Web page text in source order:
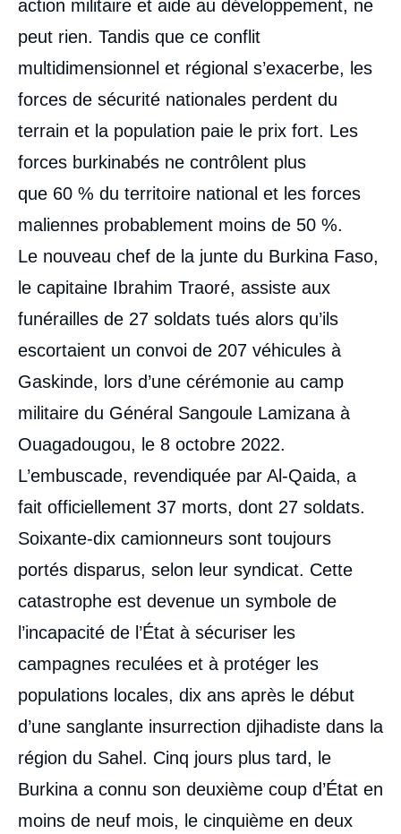
action militaire et aide au développement, ne
peut rien. Tandis que ce conflit
multidimensionnel et régional s’exacerbe, les
forces de sécurité nationales perdent du
terrain et la population paie le prix fort. Les
forces burkinabés ne contrôlent plus
que 60 % du territoire national et les forces
maliennes probablement moins de 50 %.
Le nouveau chef de la junte du Burkina Faso,
le capitaine Ibrahim Traoré, assiste aux
funérailles de 27 soldats tués alors qu’ils
escortaient un convoi de 207 véhicules à
Gaskinde, lors d’une cérémonie au camp
militaire du Général Sangoule Lamizana à
Ouagadougou, le 8 octobre 2022.
L’embuscade, revendiquée par Al-Qaida, a
fait officiellement 37 morts, dont 27 soldats.
Soixante-dix camionneurs sont toujours
portés disparus, selon leur syndicat. Cette
catastrophe est devenue un symbole de
l’incapacité de l’État à sécuriser les
campagnes reculées et à protéger les
populations locales, dix ans après le début
d’une sanglante insurrection djihadiste dans la
région du Sahel. Cinq jours plus tard, le
Burkina a connu son deuxième coup d’État en
moins de neuf mois, le cinquième en deux